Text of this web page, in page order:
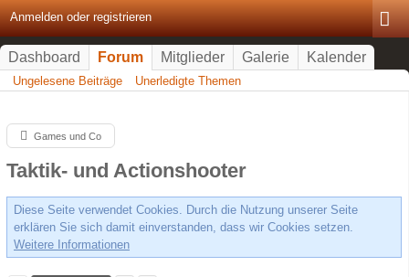
Anmelden oder registrieren
Dashboard Forum Mitglieder Galerie Kalender
Ungelesene Beiträge Unerledigte Themen
Games und Co
Taktik- und Actionshooter
Diese Seite verwendet Cookies. Durch die Nutzung unserer Seite
erklären Sie sich damit einverstanden, dass wir Cookies setzen.
Weitere Informationen